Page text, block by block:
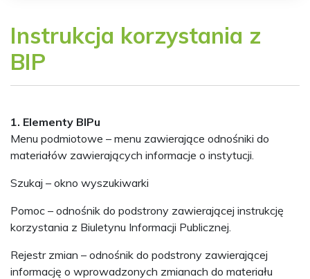
Instrukcja korzystania z
BIP
1. Elementy BIPu
Menu podmiotowe – menu zawierające odnośniki do
materiałów zawierających informacje o instytucji.
Szukaj – okno wyszukiwarki
Pomoc – odnośnik do podstrony zawierającej instrukcję
korzystania z Biuletynu Informacji Publicznej.
Rejestr zmian – odnośnik do podstrony zawierającej
informację o wprowadzonych zmianach do materiału